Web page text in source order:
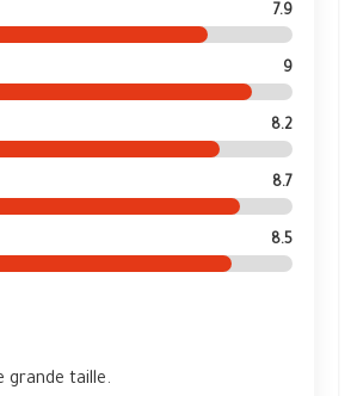
7.9
9
8.2
8.7
8.5
grande taille.